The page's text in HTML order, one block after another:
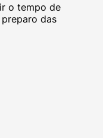
o tempo de
das